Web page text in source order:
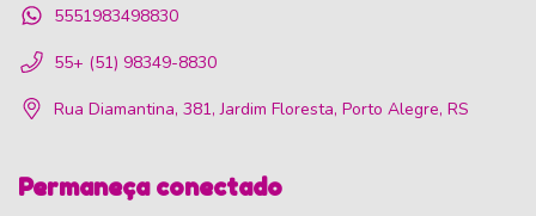
5551983498830
55+ (51) 98349-8830
Rua Diamantina, 381, Jardim Floresta, Porto Alegre, RS
Permaneça conectado